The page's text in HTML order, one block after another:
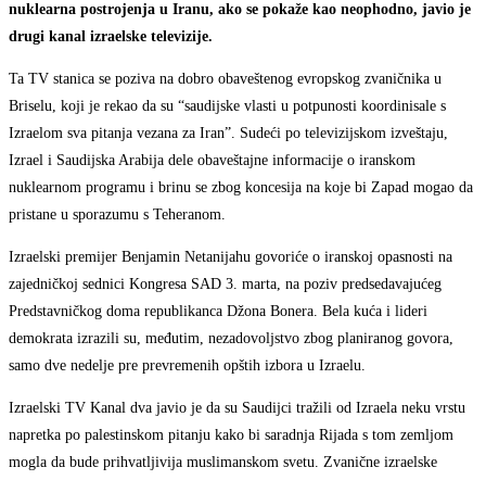
nuklearna postrojenja u Iranu, ako se pokaže kao neophodno, javio je
drugi kanal izraelske televizije.
Ta TV stanica se poziva na dobro obaveštenog evropskog zvaničnika u
Briselu, koji je rekao da su “saudijske vlasti u potpunosti koordinisale s
Izraelom sva pitanja vezana za Iran”. Sudeći po televizijskom izveštaju,
Izrael i Saudijska Arabija dele obaveštajne informacije o iranskom
nuklearnom programu i brinu se zbog koncesija na koje bi Zapad mogao da
pristane u sporazumu s Teheranom.
Izraelski premijer Benjamin Netanijahu govoriće o iranskoj opasnosti na
zajedničkoj sednici Kongresa SAD 3. marta, na poziv predsedavajućeg
Predstavničkog doma republikanca Džona Bonera. Bela kuća i lideri
demokrata izrazili su, međutim, nezadovoljstvo zbog planiranog govora,
samo dve nedelje pre prevremenih opštih izbora u Izraelu.
Izraelski TV Kanal dva javio je da su Saudijci tražili od Izraela neku vrstu
napretka po palestinskom pitanju kako bi saradnja Rijada s tom zemljom
mogla da bude prihvatljivija muslimanskom svetu. Zvanične izraelske